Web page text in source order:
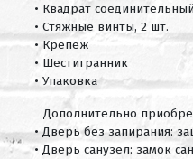
• Квадрат
• Стяжные винты, 2 шт.
• Крепеж
• Шестигранник
• Упаковка
Дополнительно
• Дверь без запирания:
• Дверь санузел: замок